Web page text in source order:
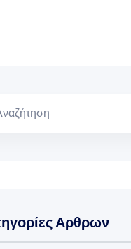
Αρθρων